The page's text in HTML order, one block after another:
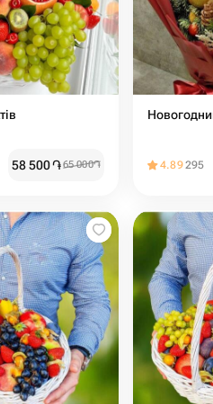
58 500֏65 000֏ 4.89295